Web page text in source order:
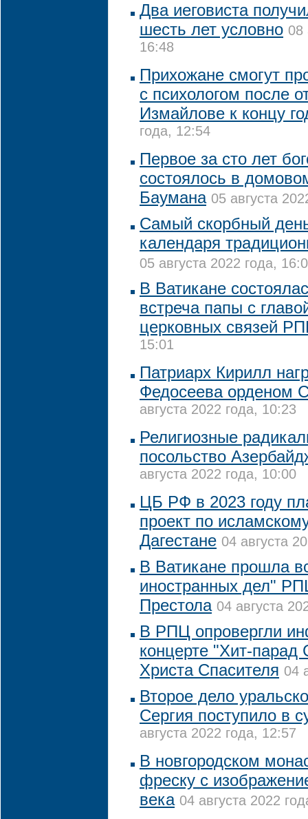
Два иеговиста
шесть лет условно 08
16:48
Прихожане смогут
с психологом после
Измайлове к концу
года, 12:54
Первое за сто лет
состоялось в
Баумана 05 августа
Самый скорбный
календаря
05 августа 2022 года,
В Ватикане
встреча папы с
церковных связей
15:01
Патриарх Кирилл
Федосеева орденом
августа 2022 года, 10:23
Религиозные
посольство
августа 2022 года, 10:00
ЦБ РФ в 2023 году
проект по
Дагестане 04 августа
В Ватикане прошла
иностранных дел"
Престола 04 августа
В РПЦ опровергли
концерте "Хит-
Христа Спасителя 04
Второе дело
Сергия поступило в
августа 2022 года, 12:57
В новгородском
фреску с
века 04 августа 2022